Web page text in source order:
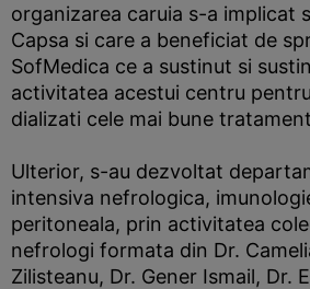
organizarea caruia s-a implicat
Capsa si care a beneficiat de
SofMedica ce a sustinut si
activitatea acestui centru
dializati cele mai bune
Ulterior, s-au dezvoltat
intensiva nefrologica,
peritoneala, prin activitatea
nefrologi formata din Dr.
Zilisteanu, Dr. Gener Ismail, Dr.